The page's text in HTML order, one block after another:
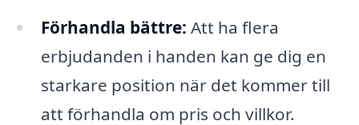
Förhandla bättre: Att ha flera
erbjudanden i handen kan ge dig en
starkare position när det kommer till
att förhandla om pris och villkor.